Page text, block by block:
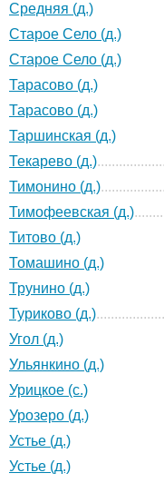
Средняя (д.)
Старое Село (д.)
Старое Село (д.)
Тарасово (д.)
Тарасово (д.)
Таршинская (д.)
Текарево (д.)
Тимонино (д.)
Тимофеевская (д.)
Титово (д.)
Томашино (д.)
Трунино (д.)
Туриково (д.)
Угол (д.)
Ульянкино (д.)
Урицкое (с.)
Урозеро (д.)
Устье (д.)
Устье (д.)